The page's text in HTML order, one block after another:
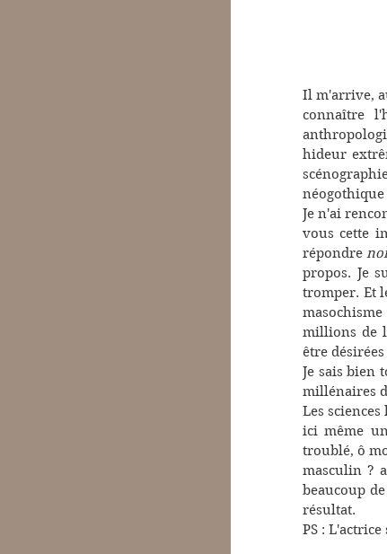
Il m'arrive,
connaître
hideur
néogothique
Je n'ai
vous cette
répondre
propos. Je
tromper. Et
millions de
être
Je sais bien
millénaires
Les
ici même
troublé, ô
masculin ?
beaucoup
résultat.
PS :